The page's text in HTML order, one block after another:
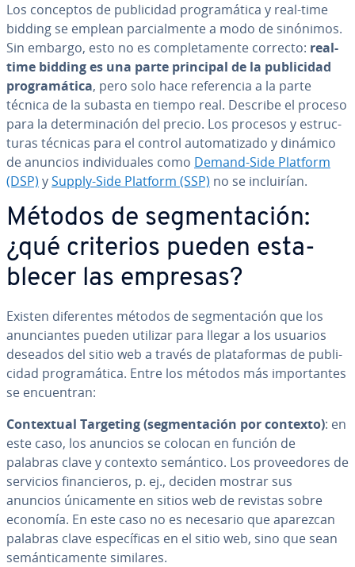
Los conceptos de pu­bli­ci­dad pro­gra­má­ti­ca y real-time
bidding se emplean pa­r­cia­l­me­n­te a modo de sinónimos.
Sin embargo, esto no es co­m­ple­ta­me­n­te correcto: real-
time bidding es una parte principal de la pu­bli­ci­dad
pro­gra­má­ti­ca, pero solo hace re­fe­re­n­cia a la parte
técnica de la subasta en tiempo real. Describe el proceso
para la de­te­r­mi­na­ción del precio. Los procesos y es­tru­c­
tu­ras técnicas para el control au­to­ma­ti­za­do y dinámico
de anuncios in­di­vi­dua­les como Demand-Side Platform
(DSP) ySupply-Side Platform (SSP) no se in­clui­rían.
Métodos de se­g­me­n­ta­ción:
¿qué criterios pueden es­ta­
ble­cer las empresas?
Existen di­fe­re­n­tes métodos de se­g­me­n­ta­ción que los
anu­n­cia­n­tes pueden utilizar para llegar a los usuarios
deseados del sitio web a través de pla­ta­fo­r­mas de pu­bli­
ci­dad pro­gra­má­ti­ca. Entre los métodos más im­po­r­ta­n­tes
se en­cue­n­tran:
Co­n­te­x­tual Targeting (se­g­me­n­ta­ción por contexto): en
este caso, los anuncios se colocan en función de
palabras clave y contexto semántico. Los pro­vee­do­res de
servicios fi­na­n­cie­ros, p. ej., deciden mostrar sus
anuncios úni­ca­me­n­te en sitios web de revistas sobre
economía. En este caso no es necesario que aparezcan
palabras clave es­pe­cí­fi­cas en el sitio web, sino que sean
se­má­n­ti­ca­me­n­te similares.